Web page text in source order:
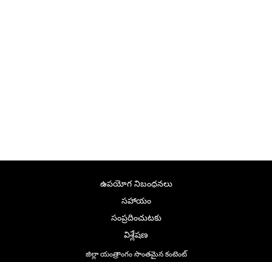
ఉపయోగ నిబంధనలు
సహాయం
సంప్రదించుటకు
విశ్లేషణ
జిల్లా యంత్రాంగం సొంతమైన కంటెంట్